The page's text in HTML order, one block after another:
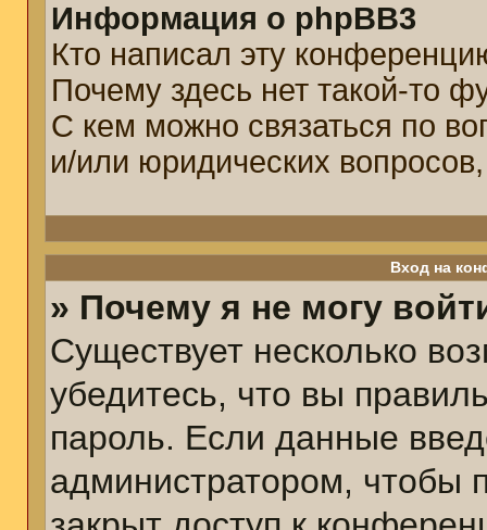
Информация о phpBB3
Кто написал эту
Почему здесь нет такой-то
С кем можно связаться по
и/или юридических
Вход на
» Почему я не могу
Существует несколько
убедитесь, что вы
пароль. Если данные
администратором, чтобы